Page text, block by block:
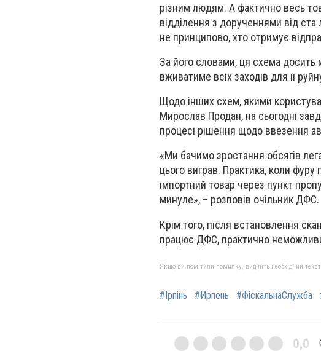
різним людям. А фактично весь
відділення з дорученнями від
не принципово, хто отримує
За його словами, ця схема досить
вживатиме всіх заходів для її
Щодо інших схем, якими
Мирослав Продан, на сьогодні
процесі рішення щодо ввезення
«Ми бачимо зростання обсягів
цього виграв. Практика, коли
імпортний товар через пункт
минуле», – розповів очільник ДФС.
Крім того, після встановлення
працює ДФС, практично
Якщо ви помітили помилку, виділіть необхідний
#Ірпінь #Ирпень #ФіскальнаСлужба
0,0